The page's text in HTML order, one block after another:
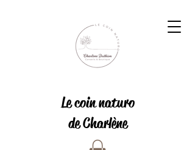
Le coin naturo
de Charlène